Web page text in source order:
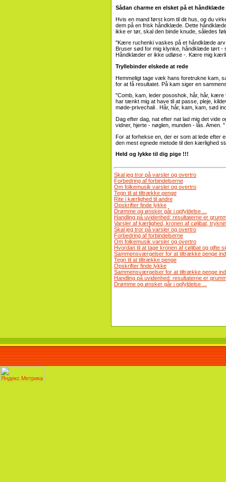
Sådan charme en elsket på et håndklæde
Hvis en mand først kom til dit hus, og du
dem på en frisk håndklæde. Dette
ikke er tør, skal den binde knude, således
"Kære ruchenki vaskes på et håndklæde
Bruser sød for mig klynke, håndklæde tørt
Håndklæder er ikke udløse -. Kære mig
Tryllebinder elskede at rede
Hemmeligt tage væk hans foretrukne kam,
for at få resultatet. På kam siger en
"Comb, kam, leder pososhok, hår, hår,
har tænkt mig at have til at passe, pleje,
møde-privechali . Hår, hår, kam, kam, sød
Dag efter dag, nat efter nat lad mig det vide
vidner, hjerte - nøglen, munden - lås. Amen. "
For at forhekse en, der er som at lede efter
den mest egnede metode til den kærlighed
Held og lykke til dig pige !!!
Skal jeg tror på varsler og overtro
Forbedring af forbindelserne
Om folkemusik varsler og overtro
Tegn til at tiltrække penge
Rite i kærlighed til andre
Opskrifter finde lykke
Drømme og ønsker går i opfyldelse ...
Handling på uvidenhed: resultaterne er
Varsler af kærlighed, kronen af ​​cølibat,
Skal jeg tror på varsler og overtro
Forbedring af forbindelserne
Om folkemusik varsler og overtro
Hvordan til at tage kronen af ​​cølibat og gifte
Sammensværgelser for at tiltrække penge ind
Tegn til at tiltrække penge
Opskrifter finde lykke
Sammensværgelser for at tiltrække penge ind
Handling på uvidenhed: resultaterne er
Drømme og ønsker går i opfyldelse ...